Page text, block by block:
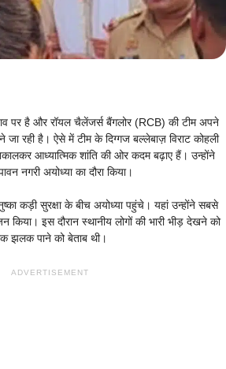
पर है और रॉयल चैलेंजर्स बैंगलोर (RCB) की टीम अपने
रही है। ऐसे में टीम के दिग्गज बल्लेबाज़ विराट कोहली
आध्यात्मिक शांति की ओर कदम बढ़ाए हैं। उन्होंने
नगरी अयोध्या का दौरा किया।
कड़ी सुरक्षा के बीच अयोध्या पहुंचे। यहां उन्होंने सबसे
किया। इस दौरान स्थानीय लोगों की भारी भीड़ देखने को
झलक पाने को बेताब थी।
ADVERTISEMENT